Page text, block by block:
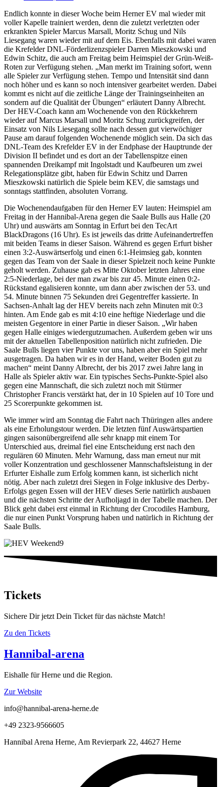
Endlich konnte in dieser Woche beim Herner EV mal wieder mit
voller Kapelle trainiert werden, denn die zuletzt verletzten oder
erkrankten Spieler Marcus Marsall, Moritz Schug und Nils
Liesegang waren wieder mit auf dem Eis. Ebenfalls mit dabei waren
die Krefelder DNL-Förderlizenzspieler Darren Mieszkowski und
Edwin Schitz, die auch am Freitag beim Heimspiel der Grün-Weiß-
Roten zur Verfügung stehen. „Man merkt im Training sofort, wenn
alle Spieler zur Verfügung stehen. Tempo und Intensität sind dann
noch höher und es kann so noch intensiver gearbeitet werden. Dabei
kommt es nicht auf die zeitliche Länge der Trainingseinheiten an
sondern auf die Qualität der Übungen“ erläutert Danny Albrecht.
Der HEV-Coach kann am Wochenende von den Rückkehrern
wieder auf Marcus Marsall und Moritz Schug zurückgreifen, der
Einsatz von Nils Liesegang sollte nach dessen gut vierwöchiger
Pause am darauf folgenden Wochenende möglich sein. Da sich das
DNL-Team des Krefelder EV in der Endphase der Hauptrunde der
Division II befindet und es dort an der Tabellenspitze einen
spannenden Dreikampf mit Ingolstadt und Kaufbeuren um zwei
Relegationsplätze gibt, haben für Edwin Schitz und Darren
Mieszkowski natürlich die Spiele beim KEV, die samstags und
sonntags stattfinden, absoluten Vorrang.
Die Wochenendaufgaben für den Herner EV lauten: Heimspiel am
Freitag in der Hannibal-Arena gegen die Saale Bulls aus Halle (20
Uhr) und auswärts am Sonntag in Erfurt bei den TecArt
BlackDragons (16 Uhr). Es ist jeweils das dritte Aufeinandertreffen
mit beiden Teams in dieser Saison. Während es gegen Erfurt bisher
einen 3:2-Auswärtserfolg und einen 6:1-Heimsieg gab, konnten
gegen das Team von der Saale in dieser Spielzeit noch keine Punkte
geholt werden. Zuhause gab es Mitte Oktober letzten Jahres eine
2:5-Niederlage, bei der man zwar bis zur 45. Minute einen 0:2-
Rückstand egalisieren konnte, um dann aber zwischen der 53. und
54. Minute binnen 75 Sekunden drei Gegentreffer kassierte. In
Sachsen-Anhalt lag der HEV bereits nach zehn Minuten mit 0:3
hinten. Am Ende gab es mit 4:10 eine heftige Niederlage und die
meisten Gegentore in einer Partie in dieser Saison. „Wir haben
gegen Halle einiges wiedergutzumachen. Außerdem geben wir uns
mit der aktuellen Tabellenposition natürlich nicht zufrieden. Die
Saale Bulls liegen vier Punkte vor uns, haben aber ein Spiel mehr
ausgetragen. Da haben wir es in der Hand, weiter Boden gut zu
machen“ meint Danny Albrecht, der bis 2017 zwei Jahre lang in
Halle als Spieler aktiv war. Ein typisches Sechs-Punkte-Spiel also
gegen eine Mannschaft, die sich zuletzt noch mit Stürmer
Christopher Francis verstärkt hat, der in 10 Spielen auf 10 Tore und
25 Scorerpunkte gekommen ist.
Wie immer wird am Sonntag die Fahrt nach Thüringen alles andere
als eine Erholungstour werden. Die letzten fünf Auswärtspartien
gingen saisonübergreifend alle sehr knapp mit einem Tor
Unterschied aus, dreimal fiel eine Entscheidung erst nach den
regulären 60 Minuten. Mehr Warnung, dass man erneut nur mit
voller Konzentration und geschlossener Mannschaftsleistung in der
Erfurter Eishalle zum Erfolg kommen kann, ist sicherlich nicht
nötig. Aber nach zuletzt drei Siegen in Folge inklusive des Derby-
Erfolgs gegen Essen will der HEV dieses Serie natürlich ausbauen
und die nächsten Schritte der Aufholjagd in der Tabelle machen. Der
Blick geht dabei erst einmal in Richtung der Crocodiles Hamburg,
die nur einen Punkt Vorsprung haben und natürlich in Richtung der
Saale Bulls.
Tickets
Sichere Dir jetzt Dein Ticket für das nächste Match!
Zu den Tickets
Hannibal-arena
Eishalle für Herne und die Region.
Zur Website
info@hannibal-arena-herne.de
+49 2323-9566605
Hannibal Arena Herne, Am Revierpark 22, 44627 Herne